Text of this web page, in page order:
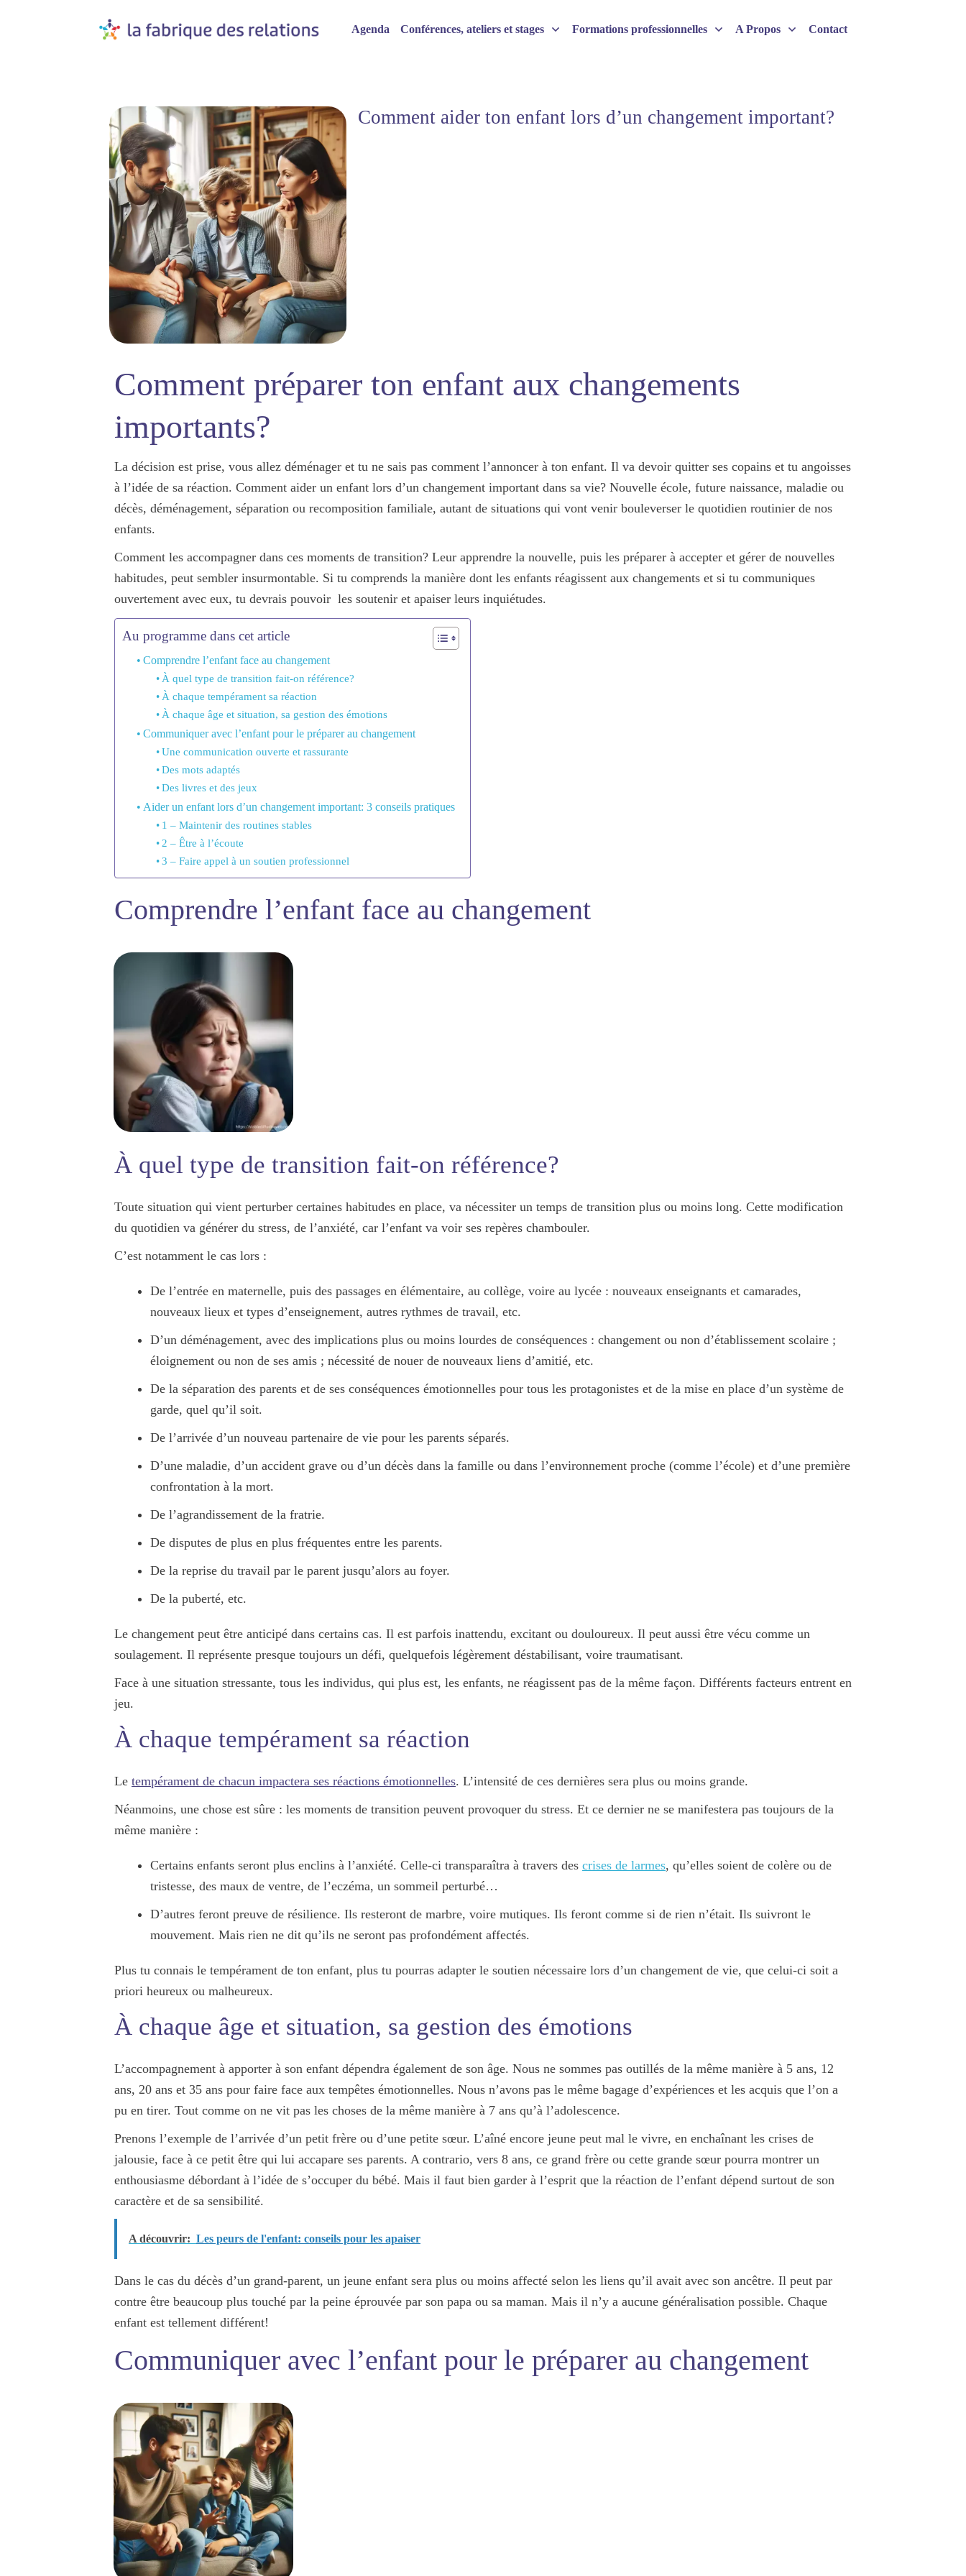
Agenda Conférences, ateliers et stages Formations professionnelles A Propos Contact
Comment aider ton enfant lors d’un changement important?
Comment préparer ton enfant aux changements
importants?
La décision est prise, vous allez déménager et tu ne sais pas comment l’annoncer à ton enfant. Il va devoir quitter ses copains et tu angoisses
à l’idée de sa réaction. Comment aider un enfant lors d’un changement important dans sa vie? Nouvelle école, future naissance, maladie ou
décès, déménagement, séparation ou recomposition familiale, autant de situations qui vont venir bouleverser le quotidien routinier de nos
enfants.
Comment les accompagner dans ces moments de transition? Leur apprendre la nouvelle, puis les préparer à accepter et gérer de nouvelles
habitudes, peut sembler insurmontable. Si tu comprends la manière dont les enfants réagissent aux changements et si tu communiques
ouvertement avec eux, tu devrais pouvoir les soutenir et apaiser leurs inquiétudes.
Au programme dans cet article
Comprendre l’enfant face au changement
À quel type de transition fait-on référence?
À chaque tempérament sa réaction
À chaque âge et situation, sa gestion des émotions
Communiquer avec l’enfant pour le préparer au changement
Une communication ouverte et rassurante
Des mots adaptés
Des livres et des jeux
Aider un enfant lors d’un changement important: 3 conseils pratiques
1 – Maintenir des routines stables
2 – Être à l’écoute
3 – Faire appel à un soutien professionnel
Comprendre l’enfant face au changement
À quel type de transition fait-on référence?
Toute situation qui vient perturber certaines habitudes en place, va nécessiter un temps de transition plus ou moins long. Cette modification
du quotidien va générer du stress, de l’anxiété, car l’enfant va voir ses repères chambouler.
C’est notamment le cas lors :
De l’entrée en maternelle, puis des passages en élémentaire, au collège, voire au lycée : nouveaux enseignants et camarades,
nouveaux lieux et types d’enseignement, autres rythmes de travail, etc.
D’un déménagement, avec des implications plus ou moins lourdes de conséquences : changement ou non d’établissement scolaire ;
éloignement ou non de ses amis ; nécessité de nouer de nouveaux liens d’amitié, etc.
De la séparation des parents et de ses conséquences émotionnelles pour tous les protagonistes et de la mise en place d’un système de
garde, quel qu’il soit.
De l’arrivée d’un nouveau partenaire de vie pour les parents séparés.
D’une maladie, d’un accident grave ou d’un décès dans la famille ou dans l’environnement proche (comme l’école) et d’une première
confrontation à la mort.
De l’agrandissement de la fratrie.
De disputes de plus en plus fréquentes entre les parents.
De la reprise du travail par le parent jusqu’alors au foyer.
De la puberté, etc.
Le changement peut être anticipé dans certains cas. Il est parfois inattendu, excitant ou douloureux. Il peut aussi être vécu comme un
soulagement. Il représente presque toujours un défi, quelquefois légèrement déstabilisant, voire traumatisant.
Face à une situation stressante, tous les individus, qui plus est, les enfants, ne réagissent pas de la même façon. Différents facteurs entrent en
jeu.
À chaque tempérament sa réaction
Le tempérament de chacun impactera ses réactions émotionnelles. L’intensité de ces dernières sera plus ou moins grande.
Néanmoins, une chose est sûre : les moments de transition peuvent provoquer du stress. Et ce dernier ne se manifestera pas toujours de la
même manière :
Certains enfants seront plus enclins à l’anxiété. Celle-ci transparaîtra à travers des crises de larmes, qu’elles soient de colère ou de
tristesse, des maux de ventre, de l’eczéma, un sommeil perturbé…
D’autres feront preuve de résilience. Ils resteront de marbre, voire mutiques. Ils feront comme si de rien n’était. Ils suivront le
mouvement. Mais rien ne dit qu’ils ne seront pas profondément affectés.
Plus tu connais le tempérament de ton enfant, plus tu pourras adapter le soutien nécessaire lors d’un changement de vie, que celui-ci soit a
priori heureux ou malheureux.
À chaque âge et situation, sa gestion des émotions
L’accompagnement à apporter à son enfant dépendra également de son âge. Nous ne sommes pas outillés de la même manière à 5 ans, 12
ans, 20 ans et 35 ans pour faire face aux tempêtes émotionnelles. Nous n’avons pas le même bagage d’expériences et les acquis que l’on a
pu en tirer. Tout comme on ne vit pas les choses de la même manière à 7 ans qu’à l’adolescence.
Prenons l’exemple de l’arrivée d’un petit frère ou d’une petite sœur. L’aîné encore jeune peut mal le vivre, en enchaînant les crises de
jalousie, face à ce petit être qui lui accapare ses parents. A contrario, vers 8 ans, ce grand frère ou cette grande sœur pourra montrer un
enthousiasme débordant à l’idée de s’occuper du bébé. Mais il faut bien garder à l’esprit que la réaction de l’enfant dépend surtout de son
caractère et de sa sensibilité.
A découvrir: Les peurs de l'enfant: conseils pour les apaiser
Dans le cas du décès d’un grand-parent, un jeune enfant sera plus ou moins affecté selon les liens qu’il avait avec son ancêtre. Il peut par
contre être beaucoup plus touché par la peine éprouvée par son papa ou sa maman. Mais il n’y a aucune généralisation possible. Chaque
enfant est tellement différent!
Communiquer avec l’enfant pour le préparer au changement